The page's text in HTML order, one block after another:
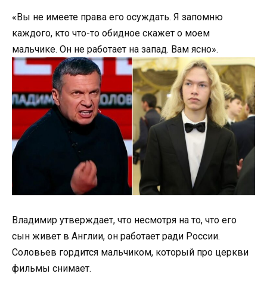
«Вы не имеете права его осуждать. Я запомню
каждого, кто что-то обидное скажет о моем
мальчике. Он не работает на запад. Вам ясно».
Владимир утверждает, что несмотря на то, что его
сын живет в Англии, он работает ради России.
Соловьев гордится мальчиком, который про церкви
фильмы снимает.